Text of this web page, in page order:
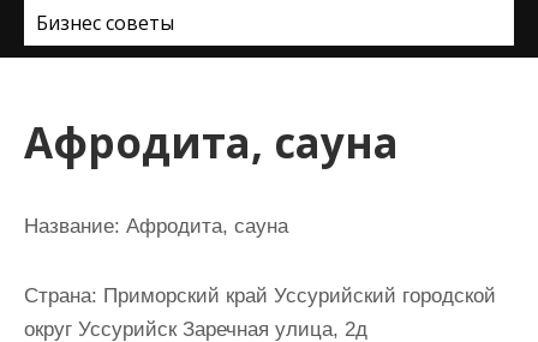
Бизнес советы
Афродита, сауна
Название: Афродита, сауна
Страна: Приморский край Уссурийский городской
округ Уссурийск Заречная улица, 2д